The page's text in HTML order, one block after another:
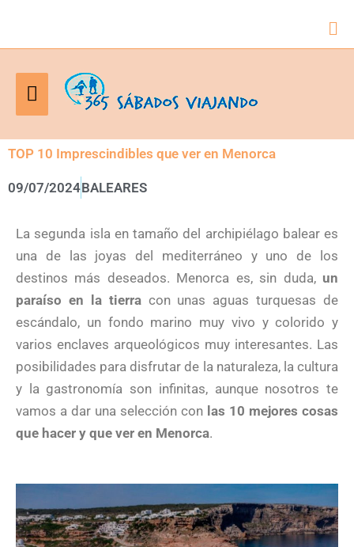
Menú
principal
TOP 10 Imprescindibles que ver en Menorca
09/07/2024BALEARES
La segunda isla en tamaño del archipiélago balear es
una de las joyas del mediterráneo y uno de los
destinos más deseados. Menorca es, sin duda, un
paraíso en la tierracon unas aguas turquesas de
escándalo, un fondo marino muy vivo y colorido y
varios enclaves arqueológicos muy interesantes. Las
posibilidades para disfrutar de la naturaleza, la cultura
y la gastronomía son infinitas, aunque nosotros te
vamos a dar una selección con las 10 mejores cosas
que hacer y que ver en Menorca.